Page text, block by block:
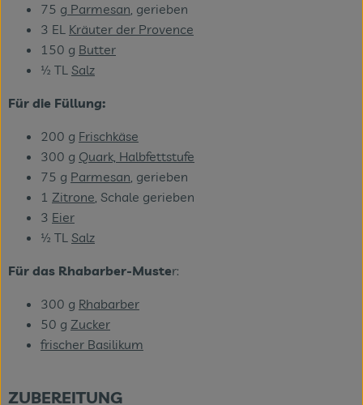
75 g Parmesan, gerieben
3 EL Kräuter der Provence
150 g Butter
½ TL Salz
Für die Füllung:
200 g Frischkäse
300 g Quark, Halbfettstufe
75 g Parmesan, gerieben
1 Zitrone, Schale gerieben
3 Eier
½ TL Salz
Für das Rhabarber-Muster:
300 g Rhabarber
50 g Zucker
frischer Basilikum
ZUBEREITUNG